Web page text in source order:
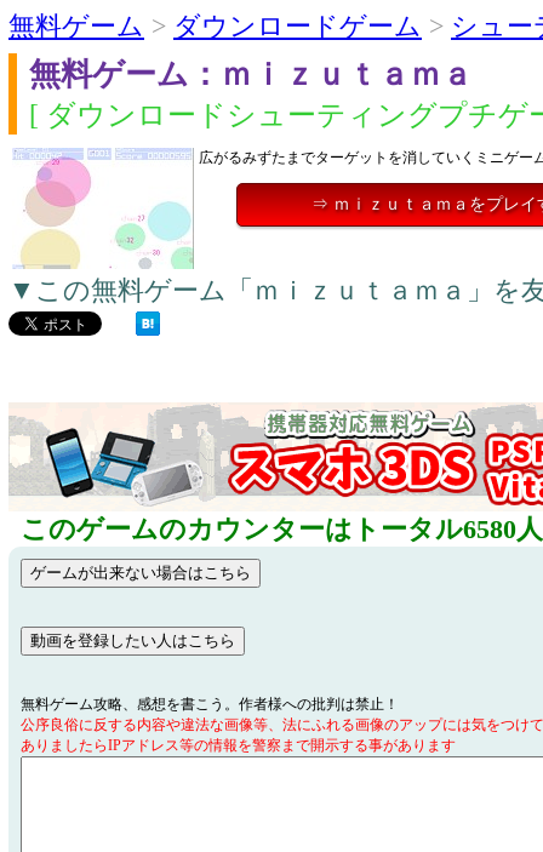
無料ゲーム > ダウンロードゲーム > シュー
無料ゲーム：ｍｉｚｕｔａｍａ
[ ダウンロードシューティングプチゲ
広がるみずたまでターゲットを消していくミニゲー
⇒ ｍｉｚｕｔａｍａをプレイ
▼この無料ゲーム「ｍｉｚｕｔａｍａ」を
このゲームのカウンターはトータル6580
無料ゲーム攻略、感想を書こう。作者様への批判は禁止！
公序良俗に反する内容や違法な画像等、法にふれる画像のアップには気をつけ
ありましたらIPアドレス等の情報を警察まで開示する事があります